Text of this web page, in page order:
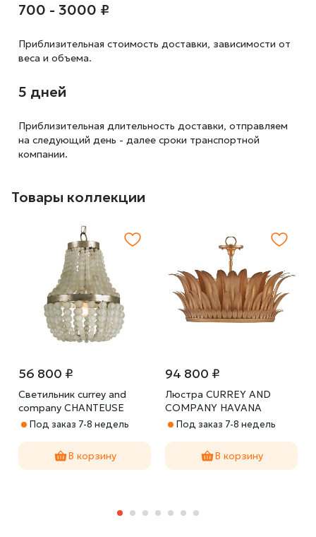
700 - 3000 ₽
Приблизительная стоимость доставки, зависимости от
веса и объема.
5 дней
Приблизительная длительность доставки, отправляем
на следующий день - далее сроки транспортной
компании.
Товары коллекции
56 800 ₽
Светильник currey and
company CHANTEUSE
CHANDELIER
Под заказ 7-8 недель
В корзину
94 800 ₽
Люстра CURREY AND
COMPANY HAVANA
PENDANT/SEMI-FLUSH
Под заказ 7-8 недель
В корзину